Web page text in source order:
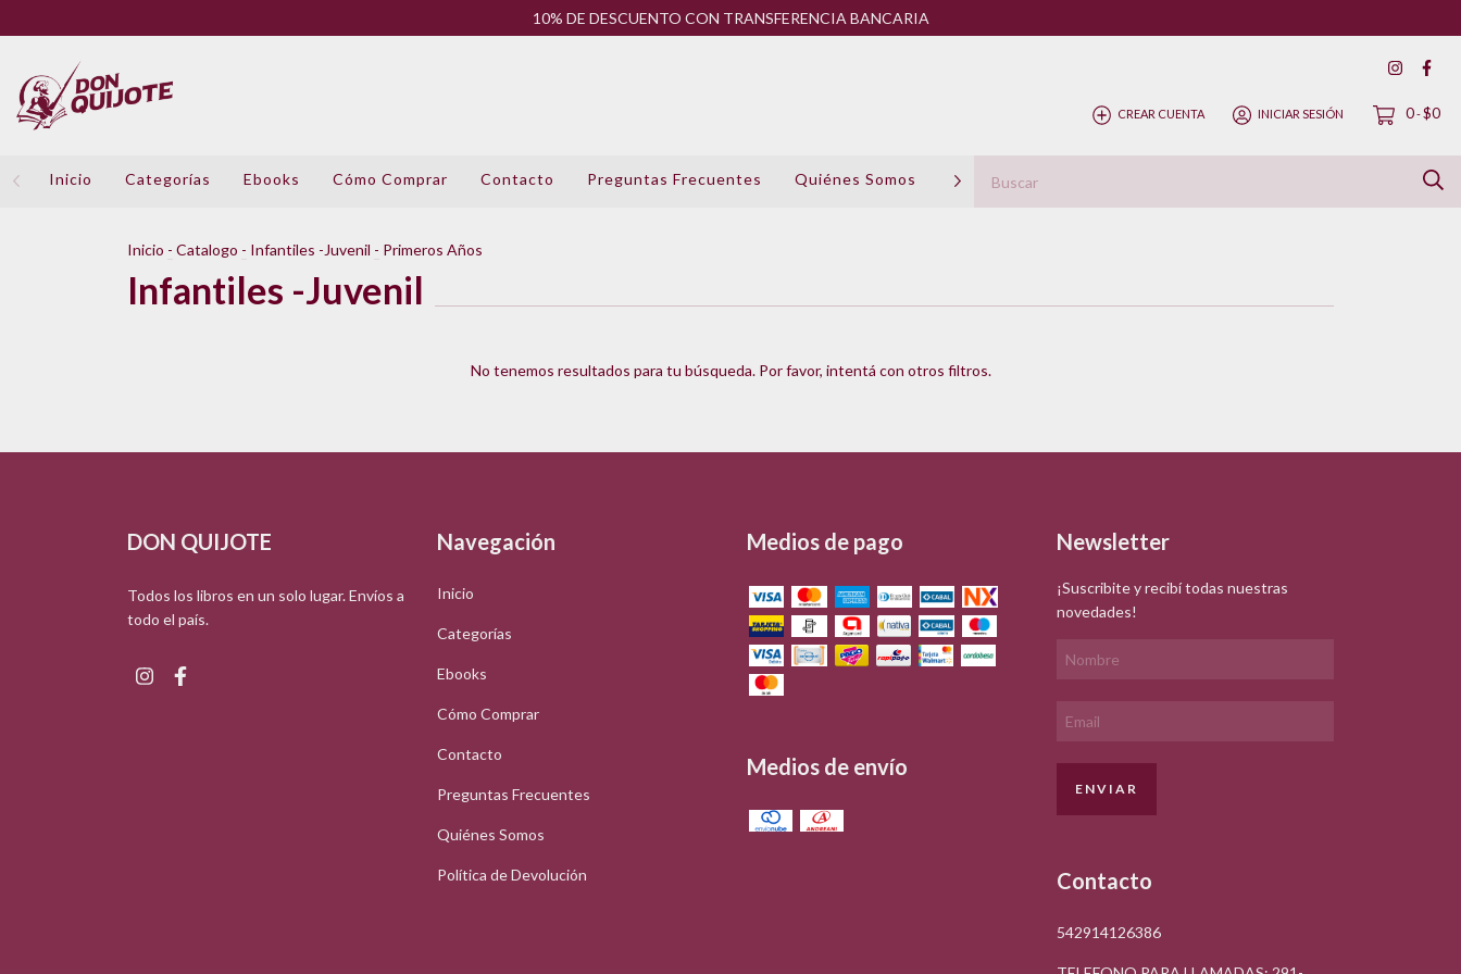
10% DE DESCUENTO CON TRANSFERENCIA BANCARIA
CREAR CUENTA INICIAR SESIÓN 0-$0
Inicio Categorías Ebooks Cómo Comprar Contacto Preguntas Frecuentes Quiénes Somos Política de Devolución
Inicio - Catalogo - Infantiles -Juvenil - Primeros Años
Infantiles -Juvenil
No tenemos resultados para tu búsqueda. Por favor, intentá con otros filtros.
DON QUIJOTE
Todos los libros en un solo lugar. Envíos a
todo el país.
Navegación
Inicio
Categorías
Ebooks
Cómo Comprar
Contacto
Preguntas Frecuentes
Quiénes Somos
Política de Devolución
Medios de pago
Medios de envío
Newsletter
¡Suscribite y recibí todas nuestras
novedades!
Contacto
542914126386